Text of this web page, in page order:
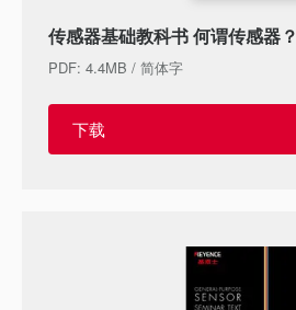
传感器基础教科书 何谓传感器？
PDF: 4.4MB / 简体字
下载